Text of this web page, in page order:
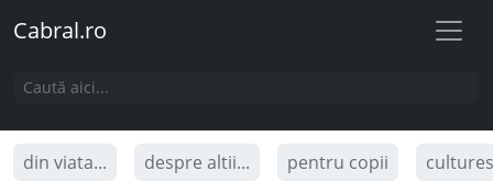
Cabral.ro
din viata... despre altii... pentru copii